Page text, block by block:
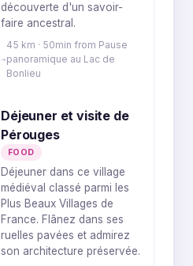
découverte d'un savoir-
faire ancestral.
45 km · 50min from Pause
panoramique au Lac de
Bonlieu
Déjeuner et visite de
Pérouges
FOOD
Déjeuner dans ce village
médiéval classé parmi les
Plus Beaux Villages de
France. Flânez dans ses
ruelles pavées et admirez
son architecture préservée.